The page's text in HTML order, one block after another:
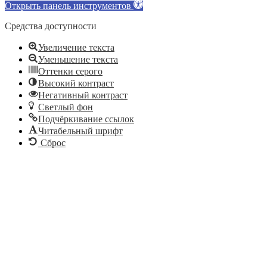
Открыть панель инструментов
Средства доступности
Увеличение текста
Уменьшение текста
Оттенки серого
Высокий контраст
Негативный контраст
Светлый фон
Подчёркивание ссылок
Читабельный шрифт
Сброс